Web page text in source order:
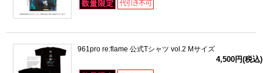
961pro re:flame 公式Tシャツ vol.2 Mサイズ
4,500円(税込)